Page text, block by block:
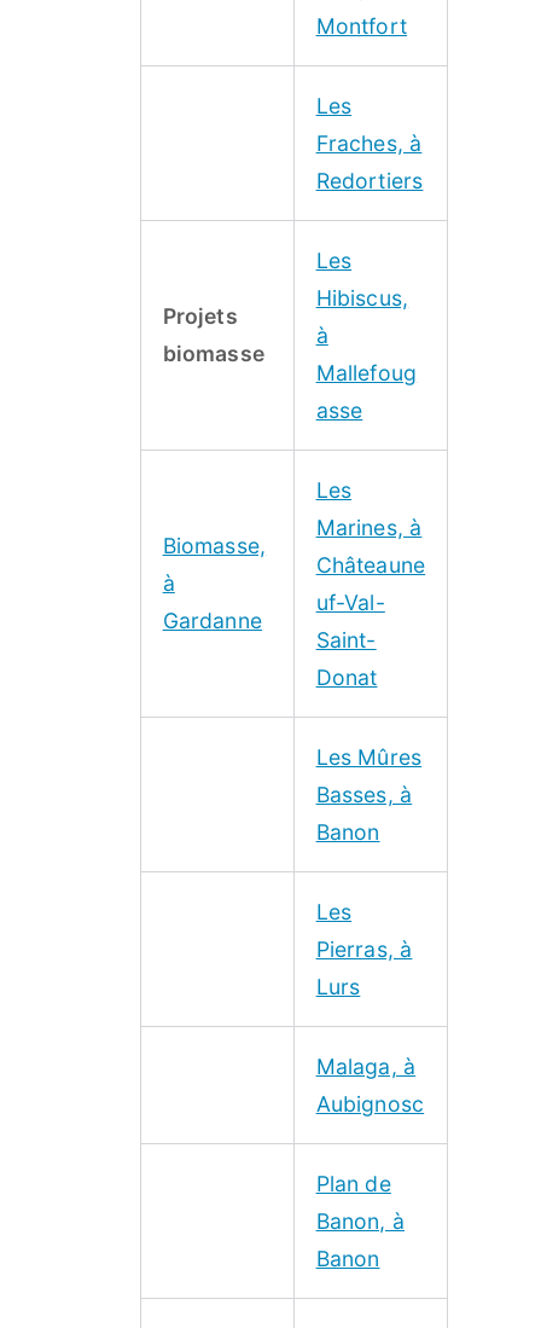
Montfort
Les
Fraches, à
Redortiers
Projets
biomasse
Les
Hibiscus,
à
Mallefoug
asse
Biomasse,
à
Gardanne
Les
Marines, à
Châteaune
uf-Val-
Saint-
Donat
Les Mûres
Basses, à
Banon
Les
Pierras, à
Lurs
Malaga, à
Aubignosc
Plan de
Banon, à
Banon